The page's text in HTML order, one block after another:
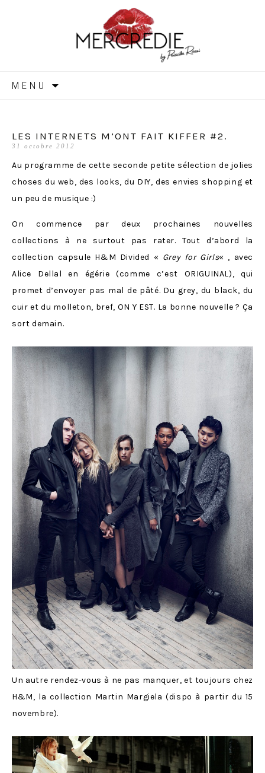
MERCREDIE
MENU
LES INTERNETS M’ONT FAIT KIFFER #2.
31 octobre 2012
Au programme de cette seconde petite sélection de jolies
choses du web, des looks, du DIY, des envies shopping et
un peu de musique :)
On commence par deux prochaines nouvelles
collections à ne surtout pas rater. Tout d’abord la
collection capsule H&M Divided « Grey for Girls« , avec
Alice Dellal en égérie (comme c’est ORIGUINAL), qui
promet d’envoyer pas mal de pâté. Du grey, du black, du
cuir et du molleton, bref, ON Y EST. La bonne nouvelle ? Ça
sort demain.
Un autre rendez-vous à ne pas manquer, et toujours chez
H&M, la collection Martin Margiela (dispo à partir du 15
novembre).